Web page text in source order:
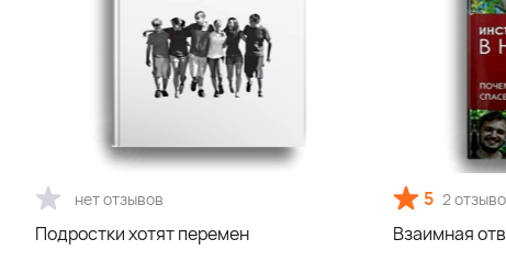
нет отзывов
Подростки хотят перемен
5 2
Взаимная